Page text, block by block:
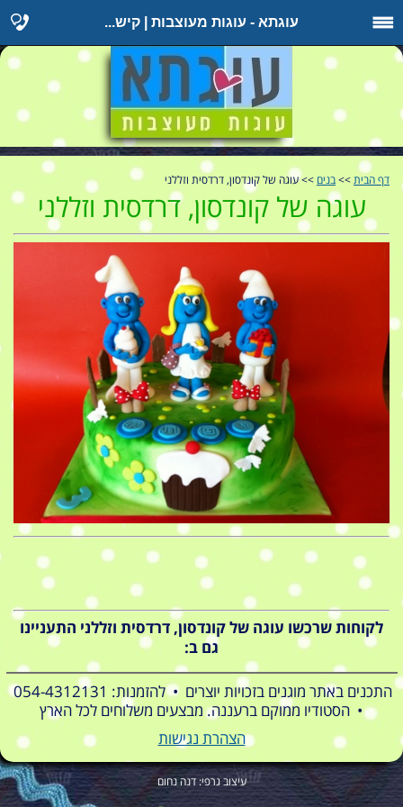
עוגתא - עוגות מעוצבות | קיש...
דף הבית >> בנים >> עוגה של קונדסון, דרדסית וזללני
עוגה של קונדסון, דרדסית וזללני
לקוחות שרכשו עוגה של קונדסון, דרדסית וזללני התעניינו
גם ב:
התכנים באתר מוגנים בזכויות יוצרים • להזמנות: 054-4312131
• הסטודיו ממוקם ברעננה. מבצעים משלוחים לכל הארץ
הצהרת נגישות
עיצוב גרפי: דנה נחום